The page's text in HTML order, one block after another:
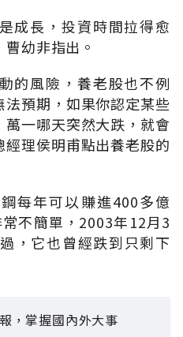
成長，投資時間拉得愈
幼非指出。
的風險，養老股也不例
預期，如果你認定某些
一哪天突然大跌，就會
理侯明甫點出養老股的
每年可以賺進400多億
不簡單，2003年12月3
，它也曾經跌到只剩下
，掌握國內外大事